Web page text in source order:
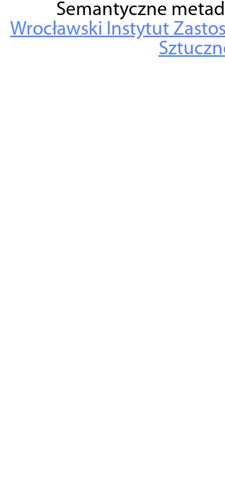
Semantyczne
Wrocławski Instytut